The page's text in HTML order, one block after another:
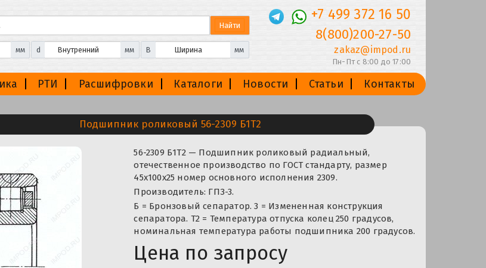
мм d мм B мм
+7 499 372 16 50
8(800)200-27-50
zakaz@impod.ru
Пн-Пт с 8:00 до 17:00
РТИ Расшифровки Каталоги Новости Статьи Контакты
Подшипник роликовый 56-2309 Б1Т2
56-2309 Б1Т2 — Подшипник роликовый радиальный,
отечественное производство по ГОСТ стандарту, размер
45x100x25 номер основного исполнения 2309.
Производитель: ГПЗ-3.
Б = Бронзовый сепаратор. 3 = Измененная конструкция
сепаратора. Т2 = Температура отпуска колец 250 градусов,
номинальная температура работы подшипника 200 градусов.
Цена по запросу